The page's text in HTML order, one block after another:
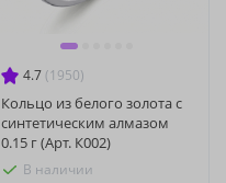
4.7 (1950)
Кольцо из белого золота с
синтетическим алмазом
0.15 г (Арт. К002)
В наличии